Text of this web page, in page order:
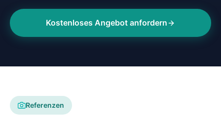
Kostenloses Angebot anfordern
Referenzen